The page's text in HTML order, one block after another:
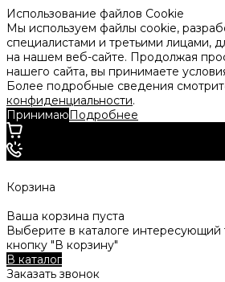
Использование файлов Cookie
Мы используем файлы cookie,
специалистами и третьими лицами,
на нашем веб-сайте. Продолжая
нашего сайта, вы принимаете
Более подробные сведения
конфиденциальности.
ПринимаюПодробнее
Корзина
Ваша корзина пуста
Выберите в каталоге интересующий
кнопку "В корзину"
В каталог
Заказать звонок